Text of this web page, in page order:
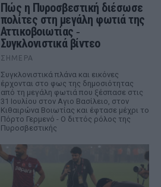
Πώς η Πυροσβεστική διέσωσε
πολίτες στη μεγάλη φωτιά της
Αττικοβοιωτίας ‑
Συγκλονιστικά βίντεο
ΣΉΜΕΡΑ
Συγκλονιστικά πλάνα και εικόνες
έρχονται στο φως της δημοσιότητας
από τη μεγάλη φωτιά που ξέσπασε στις
31 Ιουλίου στον Αγιο Βασίλειο, στον
Κιθαιρώνα Βοιωτίας και έφτασε μέχρι το
Πόρτο Γερμενό - Ο διττός ρόλος της
Πυροσβεστικής